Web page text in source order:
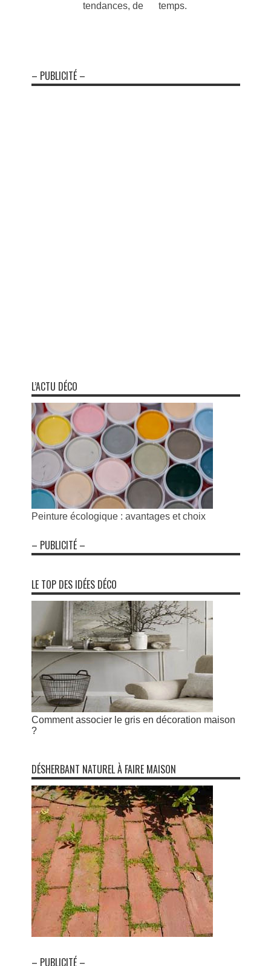
tendances, de
temps.
– PUBLICITÉ –
L’ACTU DÉCO
Peinture écologique : avantages et choix
– PUBLICITÉ –
LE TOP DES IDÉES DÉCO
Comment associer le gris en décoration maison
?
DÉSHERBANT NATUREL À FAIRE MAISON
– PUBLICITÉ –